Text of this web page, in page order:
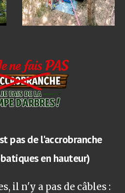
pas de l'accrobranche
en hauteur)
il n'y a pas de câbles :